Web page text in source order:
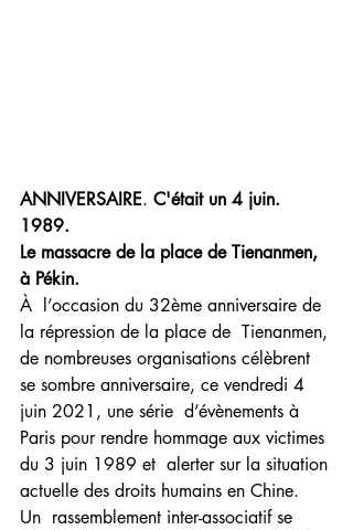
ANNIVERSAIRE. C'était un 4 juin.
1989.
Le massacre de la place de Tienanmen,
à Pékin.
À  l’occasion du 32ème anniversaire de
la répression de la place de  Tienanmen,
de nombreuses organisations célèbrent
se sombre anniversaire, ce vendredi 4
juin 2021, une série  d’évènements à
Paris pour rendre hommage aux victimes
du 3 juin 1989 et  alerter sur la situation
actuelle des droits humains en Chine.
Un  rassemblement inter-associatif se